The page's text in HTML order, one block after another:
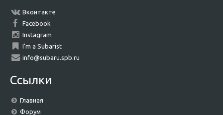
Вконтакте
Facebook
Instagram
I'm a Subarist
info@subaru.spb.ru
Ссылки
Главная
Форум